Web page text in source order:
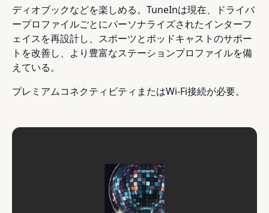
ディオブックなどを楽しめる。TuneInは現在、ドライバ
ープロファイルごとにパーソナライズされたインターフ
ェイスを再設計し、スポーツとポッドキャストのサポー
トを改善し、より豊富なステーションプロファイルを備
えている。
プレミアムコネクティビティまたはWi-Fi接続が必要。